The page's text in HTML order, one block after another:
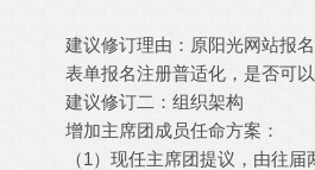
建议修订理由：原阳光网站报
表单报名注册普适化，是否可
建议修订二：组织架构
增加主席团成员任命方案：
（1）现任主席团提议，由往